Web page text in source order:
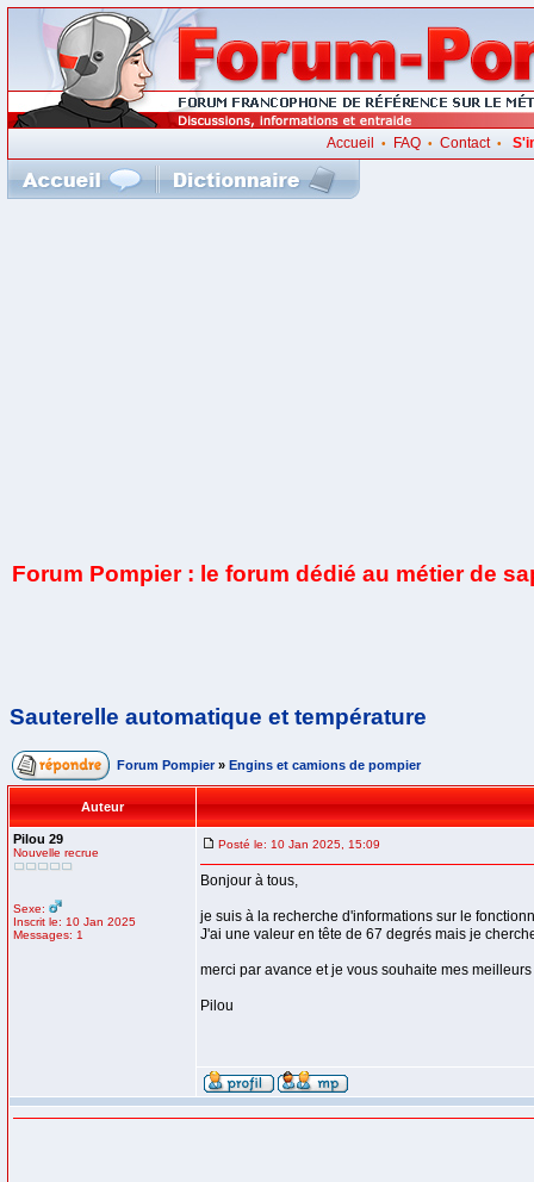
Accueil • FAQ• Contact•
Forum Pompier : le forum dédié au métier de
Sauterelle automatique et température
Forum Pompier » Engins et camions de pompier
Auteur
Pilou 29
Nouvelle recrue
Sexe:
Inscrit le: 10 Jan 2025
Messages: 1
Posté le: 10 Jan 2025, 15:09
Bonjour à tous,
je suis à la recherche d'informations sur le
J'ai une valeur en tête de 67 degrés mais je
merci par avance et je vous souhaite mes
Pilou